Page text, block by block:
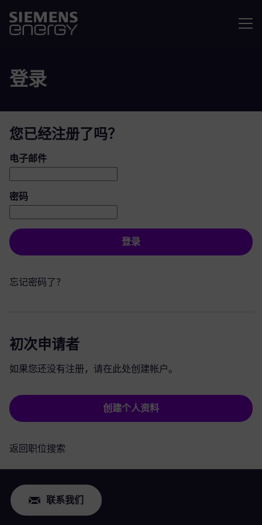
登录
您已经注册了吗？
登录：用户和密码
电子邮件
密码
登录
忘记密码了？
初次申请者
如果您还没有注册，请在此处创建帐户。
创建个人资料
返回职位搜索
联系我们